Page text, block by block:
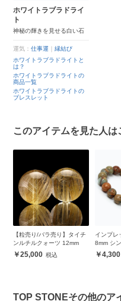
ホワイトラブラドライ
ト
神秘の輝きを見せる白い石
運気：仕事運 ｜縁結び
ホワイトラブラドライトと
は？
ホワイトラブラドライトの
商品一覧
ホワイトラブラドライトの
ブレスレット
このアイテムを見た人
インプレッションストーン
8mm シンプルブレスレット
4,300
【粒
ライ
TOP STONEその他のア